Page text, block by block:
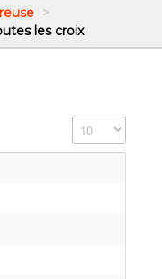
>
les croix
Affichage #